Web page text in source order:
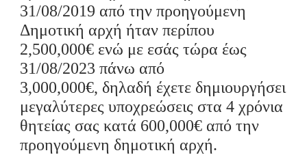
31/08/2019 από την προηγούμενη
Δημοτική αρχή ήταν περίπου
2,500,000€ ενώ με εσάς τώρα έως
31/08/2023 πάνω από
3,000,000€, δηλαδή έχετε δημιουργήσει
μεγαλύτερες υποχρεώσεις στα 4 χρόνια
θητείας σας κατά 600,000€ από την
προηγούμενη δημοτική αρχή.